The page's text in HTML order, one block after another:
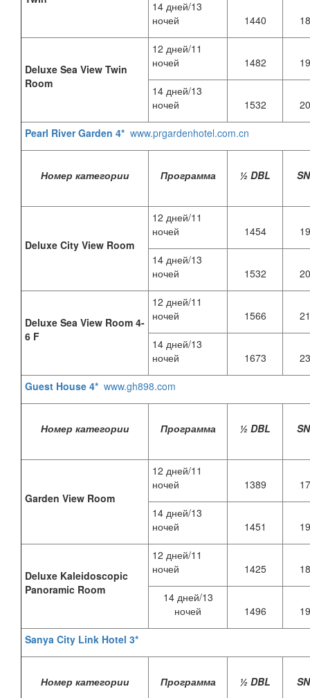
14 дней/13
ночей
1440
Deluxe Sea View Twin
Room
12 дней/11
ночей
1482
14 дней/13
ночей
1532
Pearl River Garden 4* www.prgardenhotel.com.cn
Номер категории Программа ½ DBL
Deluxe City View Room
12 дней/11
ночей
1454
14 дней/13
ночей
1532
Deluxe Sea View Room 4-
6 F
12 дней/11
ночей
1566
14 дней/13
ночей
1673
Guest House 4* www.gh898.com
Номер категории Программа ½ DBL
Garden View Room
12 дней/11
ночей
1389
14 дней/13
ночей
1451
Deluxe Kaleidoscopic
Panoramic Room
12 дней/11
ночей
1425
14 дней/13
ночей
1496
Sanya City Link Hotel 3*
Номер категории Программа ½ DBL